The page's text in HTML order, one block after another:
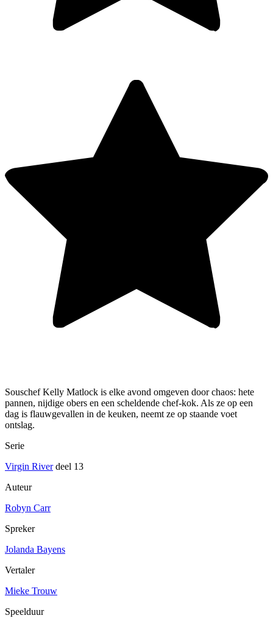
Souschef Kelly Matlock is elke avond omgeven door chaos: hete
pannen, nijdige obers en een scheldende chef-kok. Als ze op een
dag is flauwgevallen in de keuken, neemt ze op staande voet
ontslag.
Serie
Virgin Riverdeel 13
Auteur
Robyn Carr
Spreker
Jolanda Bayens
Vertaler
Mieke Trouw
Speelduur